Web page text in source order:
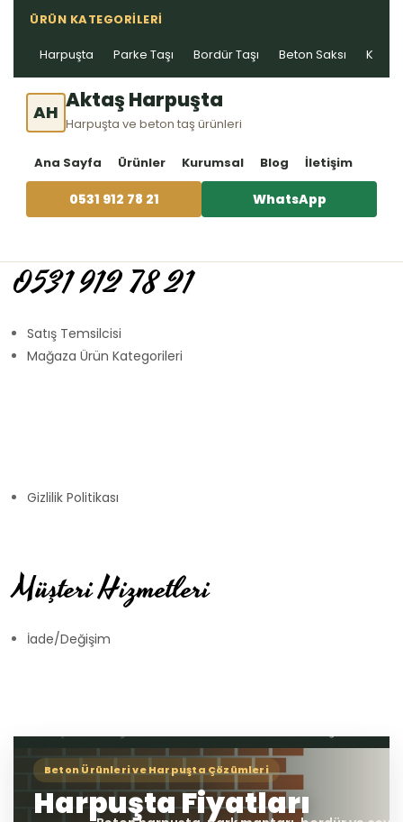
ÜRÜN KATEGORILERI
Harpuşta Parke Taşı Bordür Taşı Beton Saksı Kablo
AH Aktaş Harpuşta
Harpuşta ve beton taş ürünleri
Ana Sayfa Ürünler Kurumsal Blog İletişim
0531 912 78 21 WhatsApp
0531 912 78 21
Satış Temsilcisi
Mağaza Ürün Kategorileri
Gizlilik Politikası
Müşteri Hizmetleri
İade/Değişim